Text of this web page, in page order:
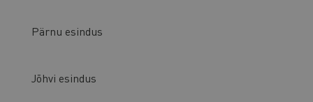
Pärnu esindus
Jõhvi esindus